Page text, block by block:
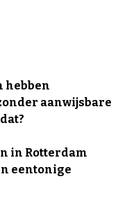
hebben
aanwijsbare
in Rotterdam
eentonige